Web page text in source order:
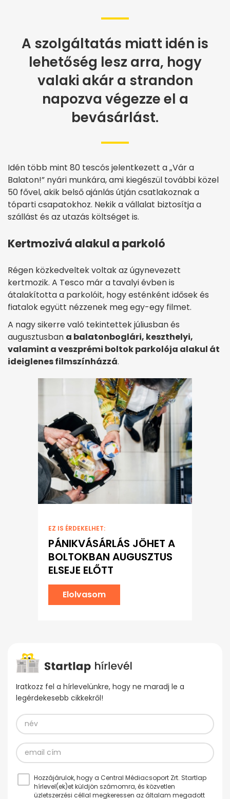
A szolgáltatás miatt idén is
lehetőség lesz arra, hogy
valaki akár a strandon
napozva végezze el a
bevásárlást.
Idén több mint 80 tescós jelentkezett a „Vár a
Balaton!” nyári munkára, ami kiegészül további közel
50 fővel, akik belső ajánlás útján csatlakoznak a
tóparti csapatokhoz. Nekik a vállalat biztosítja a
szállást és az utazás költséget is.
Kertmozivá alakul a parkoló
Régen közkedveltek voltak az úgynevezett
kertmozik. A Tesco már a tavalyi évben is
átalakította a parkolóit, hogy esténként idősek és
fiatalok együtt nézzenek meg egy-egy filmet.
A nagy sikerre való tekintettek júliusban és
augusztusban a balatonboglári, keszthelyi,
valamint a veszprémi boltok parkolója alakul át
ideiglenes filmszínházzá.
EZ IS ÉRDEKELHET:
PÁNIKVÁSÁRLÁS JÖHET A
BOLTOKBAN AUGUSZTUS
ELSEJE ELŐTT
Elolvasom
Iratkozz fel a hírlevelünkre, hogy ne maradj le a
legérdekesebb cikkekről!
Hozzájárulok, hogy a Central Médiacsoport Zrt. Startlap
hírlevel(ek)et küldjön számomra, és közvetlen
üzletszerzési céllal megkeressen az általam megadott